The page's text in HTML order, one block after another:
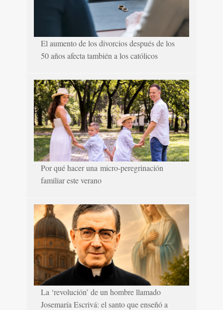
El aumento de los divorcios después de los
50 años afecta también a los católicos
Por qué hacer una micro-peregrinación
familiar este verano
La ‘revolución’ de un hombre llamado
Josemaría Escrivá: el santo que enseñó a